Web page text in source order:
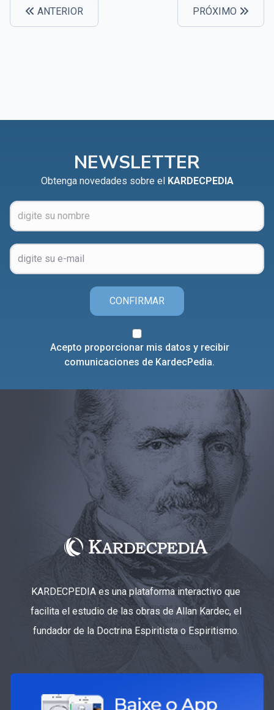
ANTERIOR PRÓXIMO
NEWSLETTER
Obtenga novedades sobre el KARDECPEDIA
CONFIRMAR
Acepto proporcionar mis datos y recibir
comunicaciones de KardecPedia.
KARDECPEDIA es una plataforma interactivo que
facilita el estudio de las obras de Allan Kardec, el
fundador de la Doctrina Espiritista o Espiritismo.